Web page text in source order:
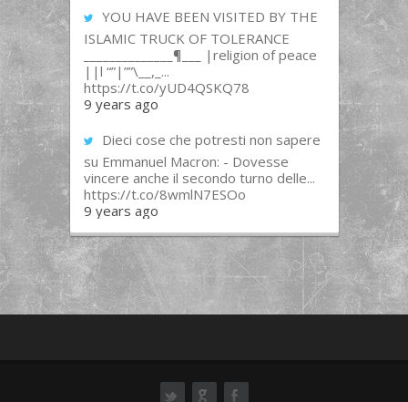
YOU HAVE BEEN VISITED BY THE
ISLAMIC TRUCK OF TOLERANCE
______________¶___ |religion of peace
||l “”|””\__,_...
https://t.co/yUD4QSKQ78
9 years ago
Dieci cose che potresti non sapere
su Emmanuel Macron: - Dovesse
vincere anche il secondo turno delle...
https://t.co/8wmlN7ESOo
9 years ago